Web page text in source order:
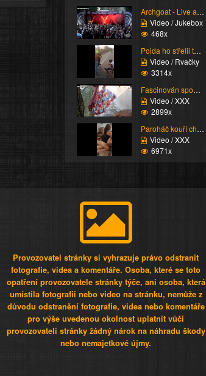
Archgoat - Live at Und...
Video / Jukebox
468x
Polda ho střelil tak h...
Video / Rvačky
3314x
Fascinován spodním prá...
Video / XXX
2899x
Paroháč kouří chlapa
Video / XXX
6971x
Provozovatel stránky si vyhrazuje právo odstranit
fotografie, videa a komentáře. Osoba, které se toto
opatření provozovatele stránky týče, ani osoba, která
umístila fotografii nebo video na stránku, nemůže z
důvodu odstranění fotografie, videa nebo komentáře
pro výše uvedenou okolnost uplatnit vůči
provozovateli stránky žádný nárok na náhradu škody
nebo nemajetkové újmy.